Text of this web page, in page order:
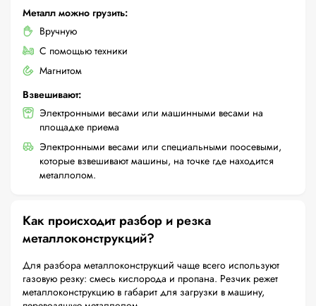
Металл можно грузить:
Вручную
С помощью техники
Магнитом
Взвешивают:
Электронными весами или машинными весами на
площадке приема
Электронными весами или специальными поосевыми,
которые взвешивают машины, на точке где находится
металлолом.
Как происходит разбор и резка
металлоконструкций?
Для разбора металлоконструкций чаще всего используют
газовую резку: смесь кислорода и пропана. Резчик режет
металлоконструкцию в габарит для загрузки в машину,